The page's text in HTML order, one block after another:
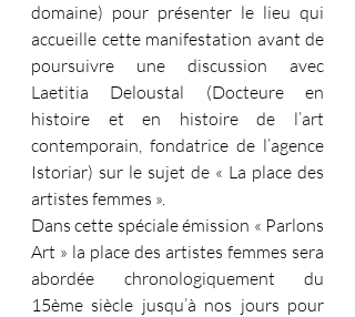
domaine) pour présenter le lieu qui
accueille cette manifestation avant de
poursuivre une discussion avec
Laetitia Deloustal (Docteure en
histoire et en histoire de l’art
contemporain, fondatrice de l’agence
Istoriar) sur le sujet de « La place des
artistes femmes ».
Dans cette spéciale émission « Parlons
Art » la place des artistes femmes sera
abordée chronologiquement du
15ème siècle jusqu’à nos jours pour